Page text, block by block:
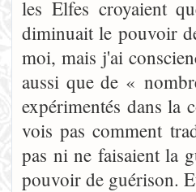
les Elfes croyaient
diminuait le pouvoir
moi, mais j'ai
aussi que de «
expérimentés dans la
vois pas comment
pas ni ne faisaient la
pouvoir de guérison.